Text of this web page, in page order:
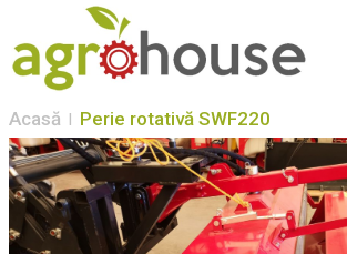
Acasă Perie rotativă SWF220